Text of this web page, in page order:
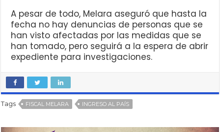
A pesar de todo, Melara aseguró que hasta la
fecha no hay denuncias de personas que se
han visto afectadas por las medidas que se
han tomado, pero seguirá a la espera de abrir
expediente para investigaciones.
Tags FISCAL MELARA INGRESO AL PAÍS